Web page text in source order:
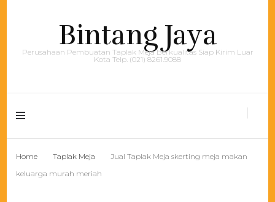
Bintang Jaya
Perusahaan Pembuatan Taplak Meja Berkualitas Siap Kirim Luar
Kota Telp. (021) 8261.9088
Home Taplak Meja
Jual Taplak Meja skerting meja makan
keluarga murah meriah